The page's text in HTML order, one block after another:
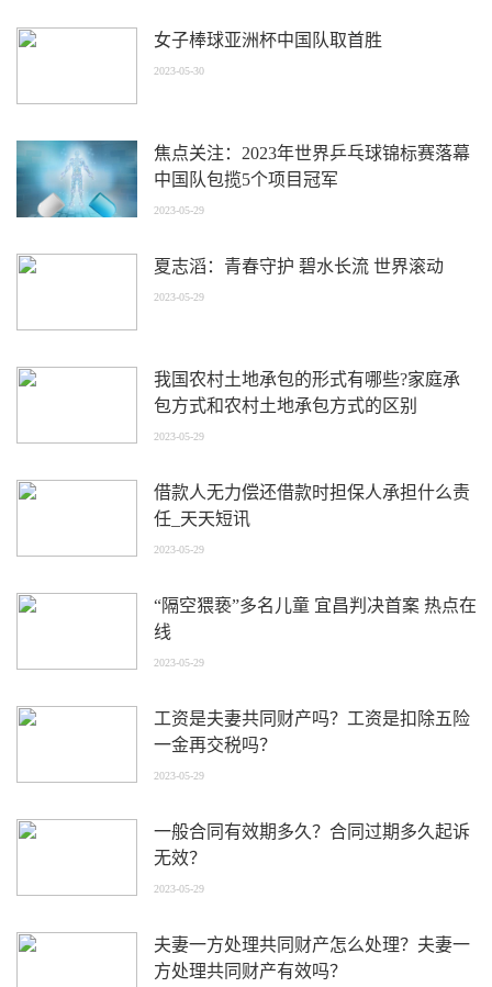
女子棒球亚洲杯中国队取首胜
2023-05-30
焦点关注：2023年世界乒乓球锦标赛落幕
中国队包揽5个项目冠军
2023-05-29
夏志滔：青春守护 碧水长流 世界滚动
2023-05-29
我国农村土地承包的形式有哪些?家庭承
包方式和农村土地承包方式的区别
2023-05-29
借款人无力偿还借款时担保人承担什么责
任_天天短讯
2023-05-29
“隔空猥亵”多名儿童 宜昌判决首案 热点在
线
2023-05-29
工资是夫妻共同财产吗？工资是扣除五险
一金再交税吗？
2023-05-29
一般合同有效期多久？合同过期多久起诉
无效？
2023-05-29
夫妻一方处理共同财产怎么处理？夫妻一
方处理共同财产有效吗？